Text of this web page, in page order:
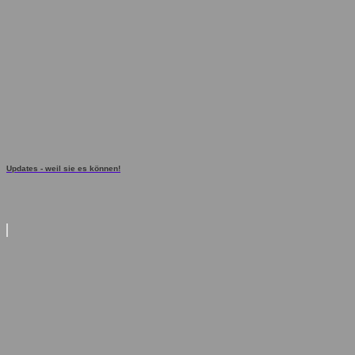
Updates - weil sie es können!